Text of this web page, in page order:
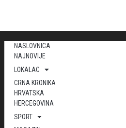
NASLOVNICA
NAJNOVIJE
LOKALAC
CRNA KRONIKA
HRVATSKA
HERCEGOVINA
SPORT